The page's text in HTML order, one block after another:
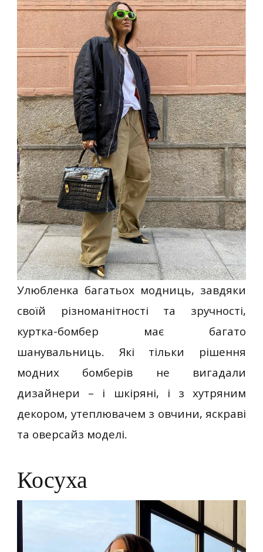
Улюбленка багатьох модниць, завдяки
своїй різноманітності та зручності,
куртка-бомбер має багато
шанувальниць. Які тільки рішення
модних бомберів не вигадали
дизайнери – і шкіряні, і з хутряним
декором, утеплювачем з овчини, яскраві
та оверсайз моделі.
Косуха